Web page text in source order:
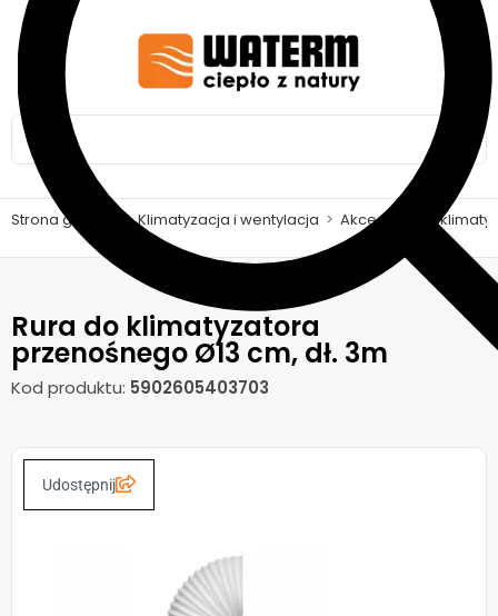
Strona główna > Klimatyzacja i wentylacja > Akcesoria do
Rura do klimatyzatora
przenośnego Ø13 cm, dł. 3m
Kod produktu: 5902605403703
Udostępnij